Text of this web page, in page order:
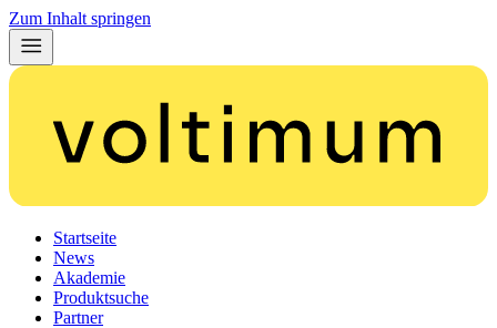
Zum Inhalt springen
Startseite
News
Akademie
Produktsuche
Partner